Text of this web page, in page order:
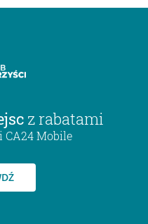
z rabatami
CA24 Mobile